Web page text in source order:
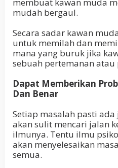
mudah bergaul.
Secara sadar kawan
untuk memilah dan
mana yang buruk jika
sebuah pertemanan atau
Dapat Memberikan
Dan Benar
Setiap masalah pasti
akan sulit mencari jalan
ilmunya. Tentu ilmu
akan menyelesaikan
semua.